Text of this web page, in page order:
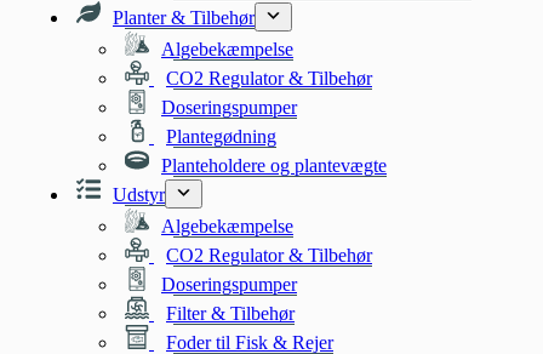
Planter & Tilbehør
Algebekæmpelse
CO2 Regulator & Tilbehør
Doseringspumper
Plantegødning
Planteholdere og plantevægte
Udstyr
Algebekæmpelse
CO2 Regulator & Tilbehør
Doseringspumper
Filter & Tilbehør
Foder til Fisk & Rejer